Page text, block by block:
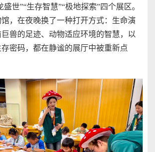
盛世”“生存智慧”“极地探索”四个展区。
，在夜晚换了一种打开方式：生命演
兽的足迹、动物适应环境的智慧，以
密码，都在静谧的展厅中被重新点